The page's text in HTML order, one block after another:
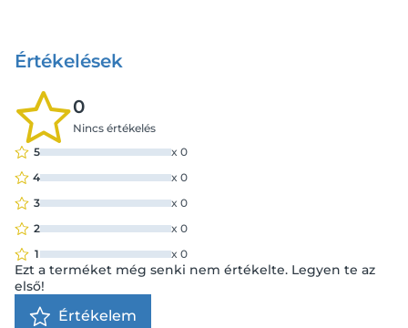
Értékelések
0
Nincs értékelés
5
x 0
4
x 0
3
x 0
2
x 0
1
x 0
Ezt a terméket még senki nem értékelte. Legyen te az
első!
Értékelem